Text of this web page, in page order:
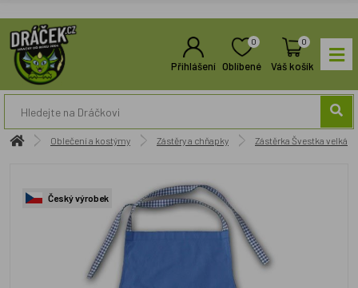
Přihlášení
0
Oblíbené
0
Váš košík
Oblečení a kostýmy Zástěry a chňapky Zástěrka Švestka velká
Český výrobek